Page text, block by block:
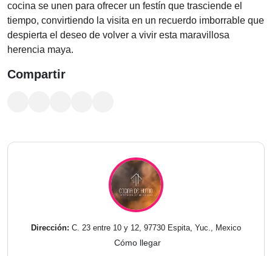
cocina se unen para ofrecer un festín que trasciende el
tiempo, convirtiendo la visita en un recuerdo imborrable que
despierta el deseo de volver a vivir esta maravillosa
herencia maya.
Compartir
Dirección: C. 23 entre 10 y 12, 97730 Espita, Yuc., Mexico
Cómo llegar